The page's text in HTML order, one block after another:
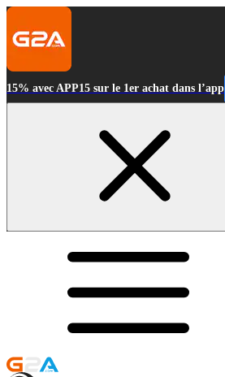
15% avec APP15 sur le 1er achat dans l’app